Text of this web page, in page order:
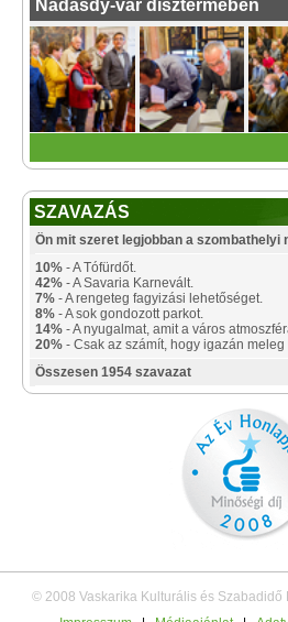
Nádasdy-vár dísztermében
SZAVAZÁS
Ön mit szeret legjobban a szombathelyi
10% - A Tófürdőt.
42% - A Savaria Karnevált.
7% - A rengeteg fagyizási lehetőséget.
8% - A sok gondozott parkot.
14% - A nyugalmat, amit a város
20% - Csak az számít, hogy igazán
Összesen 1954 szavazat
© 2008 Vaskarika Kulturális és Szabadidő